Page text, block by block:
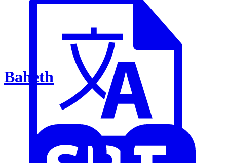
Baheth